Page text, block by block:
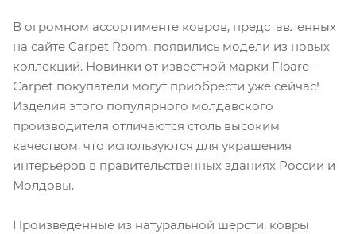
В огромном ассортименте ковров, представленных
на сайте Carpet Room, появились модели из новых
коллекций. Новинки от известной марки Floare-
Сarpet покупатели могут приобрести уже сейчас!
Изделия этого популярного молдавского
производителя отличаются столь высоким
качеством, что используются для украшения
интерьеров в правительственных зданиях России и
Молдовы.
Произведенные из натуральной шерсти, ковры